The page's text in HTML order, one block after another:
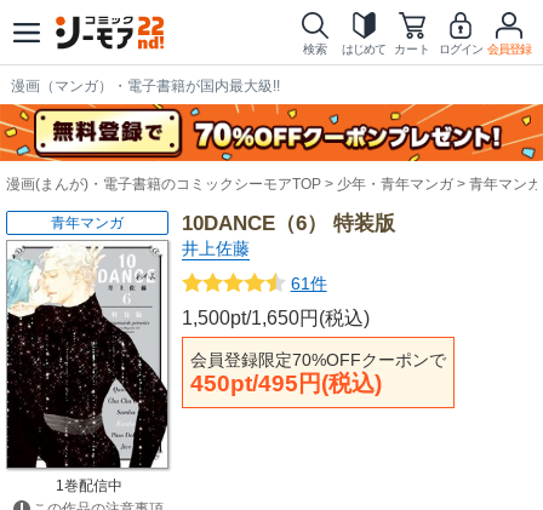
検索 はじめて カート ログイン 会員登録
漫画（マンガ）・電子書籍が国内最大級!!
漫画(まんが)・電子書籍のコミックシーモアTOP 少年・青年マンガ 青年マンガ
10DANCE（6） 特装版
井上佐藤
61件
1,500pt/1,650円(税込)
会員登録限定70%OFFクーポンで
450pt/495円(税込)
青年マンガ
1巻配信中